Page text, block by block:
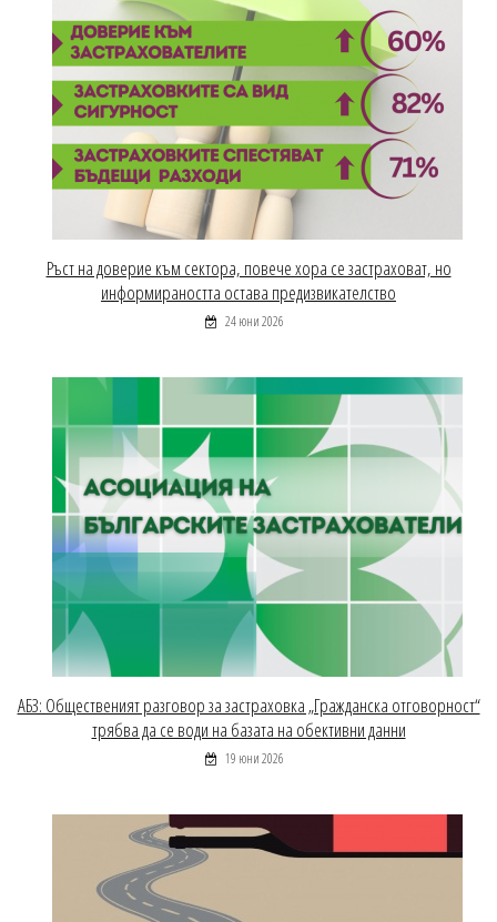
Ръст на доверие към сектора, повече хора се застраховат, но
информираността остава предизвикателство
24 юни 2026
АБЗ: Общественият разговор за застраховка „Гражданска отговорност“
трябва да се води на базата на обективни данни
19 юни 2026